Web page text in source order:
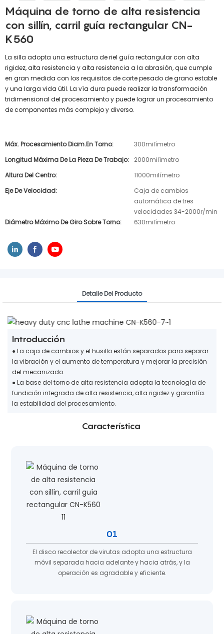
Máquina de torno de alta resistencia
con sillín, carril guía rectangular CN-
K560
La silla adopta una estructura de riel guía rectangular con alta
rigidez, alta resistencia y alta resistencia a la abrasión, que cumple
en gran medida con los requisitos de corte pesado de grano estable
y una larga vida útil. La vía dura puede realizar la transformación
tridimensional del procesamiento y puede lograr un procesamiento
de componentes más complejo y diverso.
Máx. Procesamiento Diam.en Torno:
300milímetro
Longitud Máxima De La Pieza De Trabajo:
2000milímetro
Altura Del Centro:
11000milímetro
Eje De Velocidad:
Caja de cambios
automática de tres
velocidades 34-2000r/min
Diámetro Máximo De Giro Sobre Torno:
630milímetro
Detalle Del Producto
Introducción
● La caja de cambios y el husillo están separados para separar
la vibración y el aumento de temperatura y mejorar la precisión
del mecanizado.
●La base del torno de alta resistencia adopta la tecnología de
fundición integrada de alta resistencia, alta rigidez y garantía.
la estabilidad del procesamiento.
Característica
01
El disco recolector de virutas adopta una estructura
móvil separada hacia adelante y hacia atrás, y la
operación es agradable y eficiente.